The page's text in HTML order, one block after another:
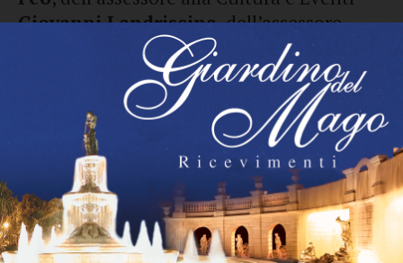
Giovanni Landriscina, dell’assessore
Tonia Iodice
, della
presidente del Consiglio comunale
Loredana Lionetti, dell’assessore ai
Lavori PubbliciLuigi Di Leoe del
consigliere comunale
Michele Ingianni
Una partecipazione istituzionale che ha
confermato l’attenzione e il sostegno
verso una manifestazione ormai
consolidata.